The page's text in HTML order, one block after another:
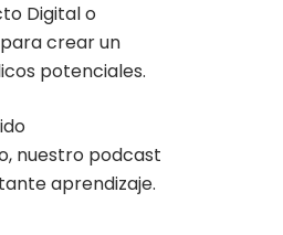
Digital o
crear un
potenciales.
nuestro podcast
aprendizaje.